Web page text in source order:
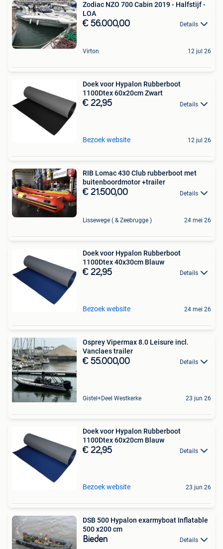
Zodiac NZO 700 Cabin 2019 - Halfstijf -
LOA
€ 56.000,00 Details
Virton 12 jul 26
Doek voor Hypalon Rubberboot
1100Dtex 60x20cm Zwart
€ 22,95 Details
Bezoek website 12 jul 26
RIB Lomac 430 Club rubberboot met
buitenboordmotor +trailer
€ 21.500,00 Details
Lissewege ( & Zeebrugge ) 24 mei 26
Doek voor Hypalon Rubberboot
1100Dtex 40x30cm Blauw
€ 22,95 Details
Bezoek website 24 mei 26
Osprey Vipermax 8.0 Leisure incl.
Vanclaes trailer
€ 55.000,00 Details
Gistel+Deel Westkerke 23 jun 26
Doek voor Hypalon Rubberboot
1100Dtex 60x20cm Blauw
€ 22,95 Details
Bezoek website 23 jun 26
DSB 500 Hypalon exarmyboat Inflatable
500 x200 cm
Bieden Details